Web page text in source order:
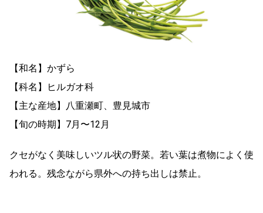
【和名】かずら
【科名】ヒルガオ科
【主な産地】八重瀬町、豊見城市
【旬の時期】7月〜12月
クセがなく美味しいツル状の野菜。若い葉は煮物によく使
われる。残念ながら県外への持ち出しは禁止。